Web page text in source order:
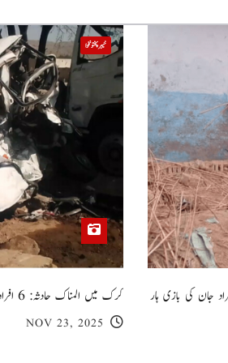
گھر کی چھت گرنے کا سانحہ: 5 افراد جان کی بازی ہار
خیبر پختونخوا
کرک میں المناک حادثہ: 6 افراد جاں بحق، متعدد زخمی
NOV 23, 2025